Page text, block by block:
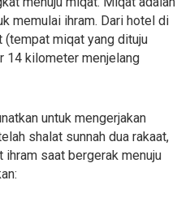
memulai ihram. Dari hotel di
(tempat miqat yang dituju
14 kilometer menjelang
untuk mengerjakan
shalat sunnah dua rakaat,
ihram saat bergerak menuju